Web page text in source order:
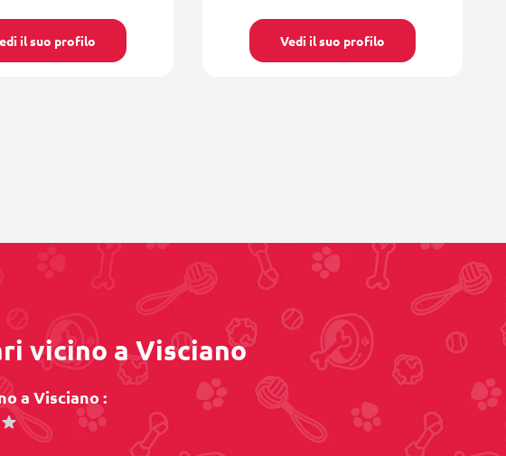
il suo profilo Vedi il suo profilo
vicino a Visciano
a Visciano :